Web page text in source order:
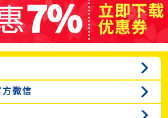
方微信